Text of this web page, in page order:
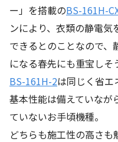
ー」を搭載のBS-161H-
ンにより、衣類の静電
できるとのことなので
になる春先にも重宝しそ
BS-161H-2は同じく省エ
基本性能は備えていなが
ていないお手頃機種。
どちらも施工性の高さも